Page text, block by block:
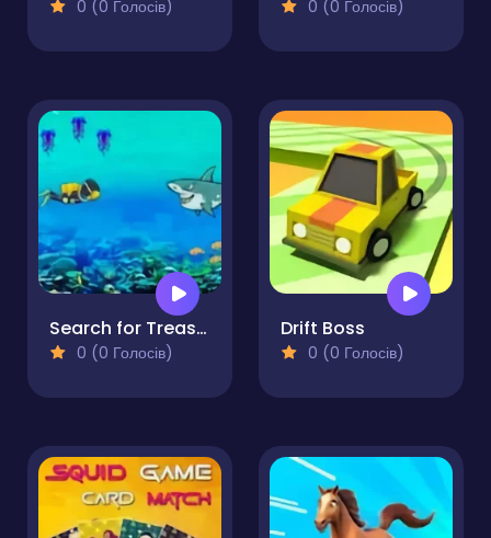
0 (0 Голосів) 0 (0 Голосів)
Search for Treasure 2
0 (0 Голосів)
Drift Boss
0 (0 Голосів)